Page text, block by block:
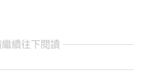
續往下閱讀